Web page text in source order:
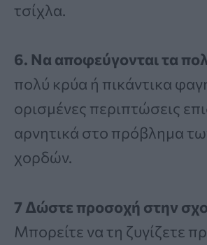
τσίχλα.
6. Να αποφεύγονται τα
πολύ κρύα ή πικάντικα
ορισμένες περιπτώσεις
αρνητικά στο πρόβλημα
χορδών.
7 Δώστε προσοχή στην
Μπορείτε να τη ζυγίζετε